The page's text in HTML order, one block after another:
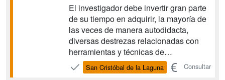
El investigador debe invertir gran parte
de su tiempo en adquirir, la mayoría de
las veces de manera autodidacta,
diversas destrezas relacionadas con
herramientas y técnicas de
investigación de carácter general y que
no se adquieren en los estudios de
San Cristóbal de la Laguna Consultar